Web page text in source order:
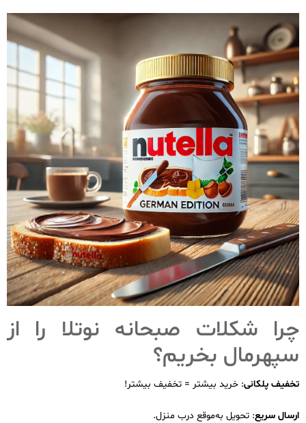
چرا شکلات صبحانه نوتلا را از
سپهرمال بخریم؟
تخفیف پلکانی: خرید بیشتر = تخفیف بیشتر!
ارسال سریع: تحویل به‌موقع درب منزل.